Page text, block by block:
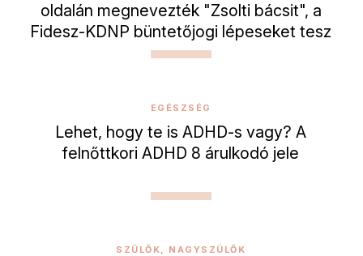
oldalán megnevezték "Zsolti bácsit", a
Fidesz-KDNP büntetőjogi lépeseket tesz
EGÉSZSÉG
Lehet, hogy te is ADHD-s vagy? A
felnőttkori ADHD 8 árulkodó jele
SZÜLŐK, NAGYSZÜLŐK